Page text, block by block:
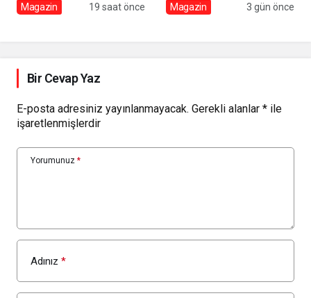
Birliği: Vişne
Magazin 19 saat önce
Sons ile unutulmaz bir
Magazin 3 gün önce
Bir Cevap Yaz
E-posta adresiniz yayınlanmayacak. Gerekli alanlar * ile
işaretlenmişlerdir
Yorumunuz *
Adınız *